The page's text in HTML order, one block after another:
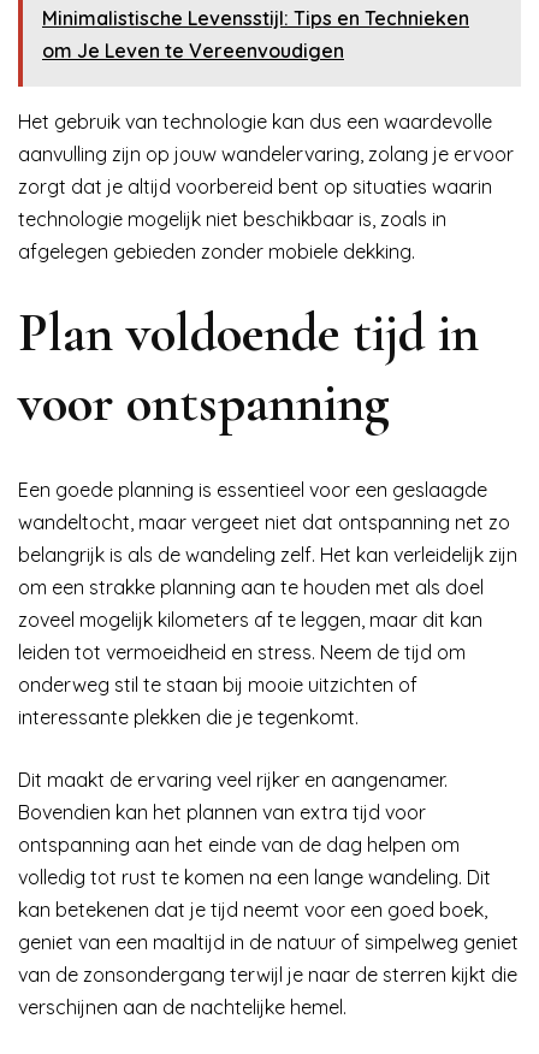
Minimalistische Levensstijl: Tips en Technieken
om Je Leven te Vereenvoudigen
Het gebruik van technologie kan dus een waardevolle
aanvulling zijn op jouw wandelervaring, zolang je ervoor
zorgt dat je altijd voorbereid bent op situaties waarin
technologie mogelijk niet beschikbaar is, zoals in
afgelegen gebieden zonder mobiele dekking.
Plan voldoende tijd in
voor ontspanning
Een goede planning is essentieel voor een geslaagde
wandeltocht, maar vergeet niet dat ontspanning net zo
belangrijk is als de wandeling zelf. Het kan verleidelijk zijn
om een strakke planning aan te houden met als doel
zoveel mogelijk kilometers af te leggen, maar dit kan
leiden tot vermoeidheid en stress. Neem de tijd om
onderweg stil te staan bij mooie uitzichten of
interessante plekken die je tegenkomt.
Dit maakt de ervaring veel rijker en aangenamer.
Bovendien kan het plannen van extra tijd voor
ontspanning aan het einde van de dag helpen om
volledig tot rust te komen na een lange wandeling. Dit
kan betekenen dat je tijd neemt voor een goed boek,
geniet van een maaltijd in de natuur of simpelweg geniet
van de zonsondergang terwijl je naar de sterren kijkt die
verschijnen aan de nachtelijke hemel.